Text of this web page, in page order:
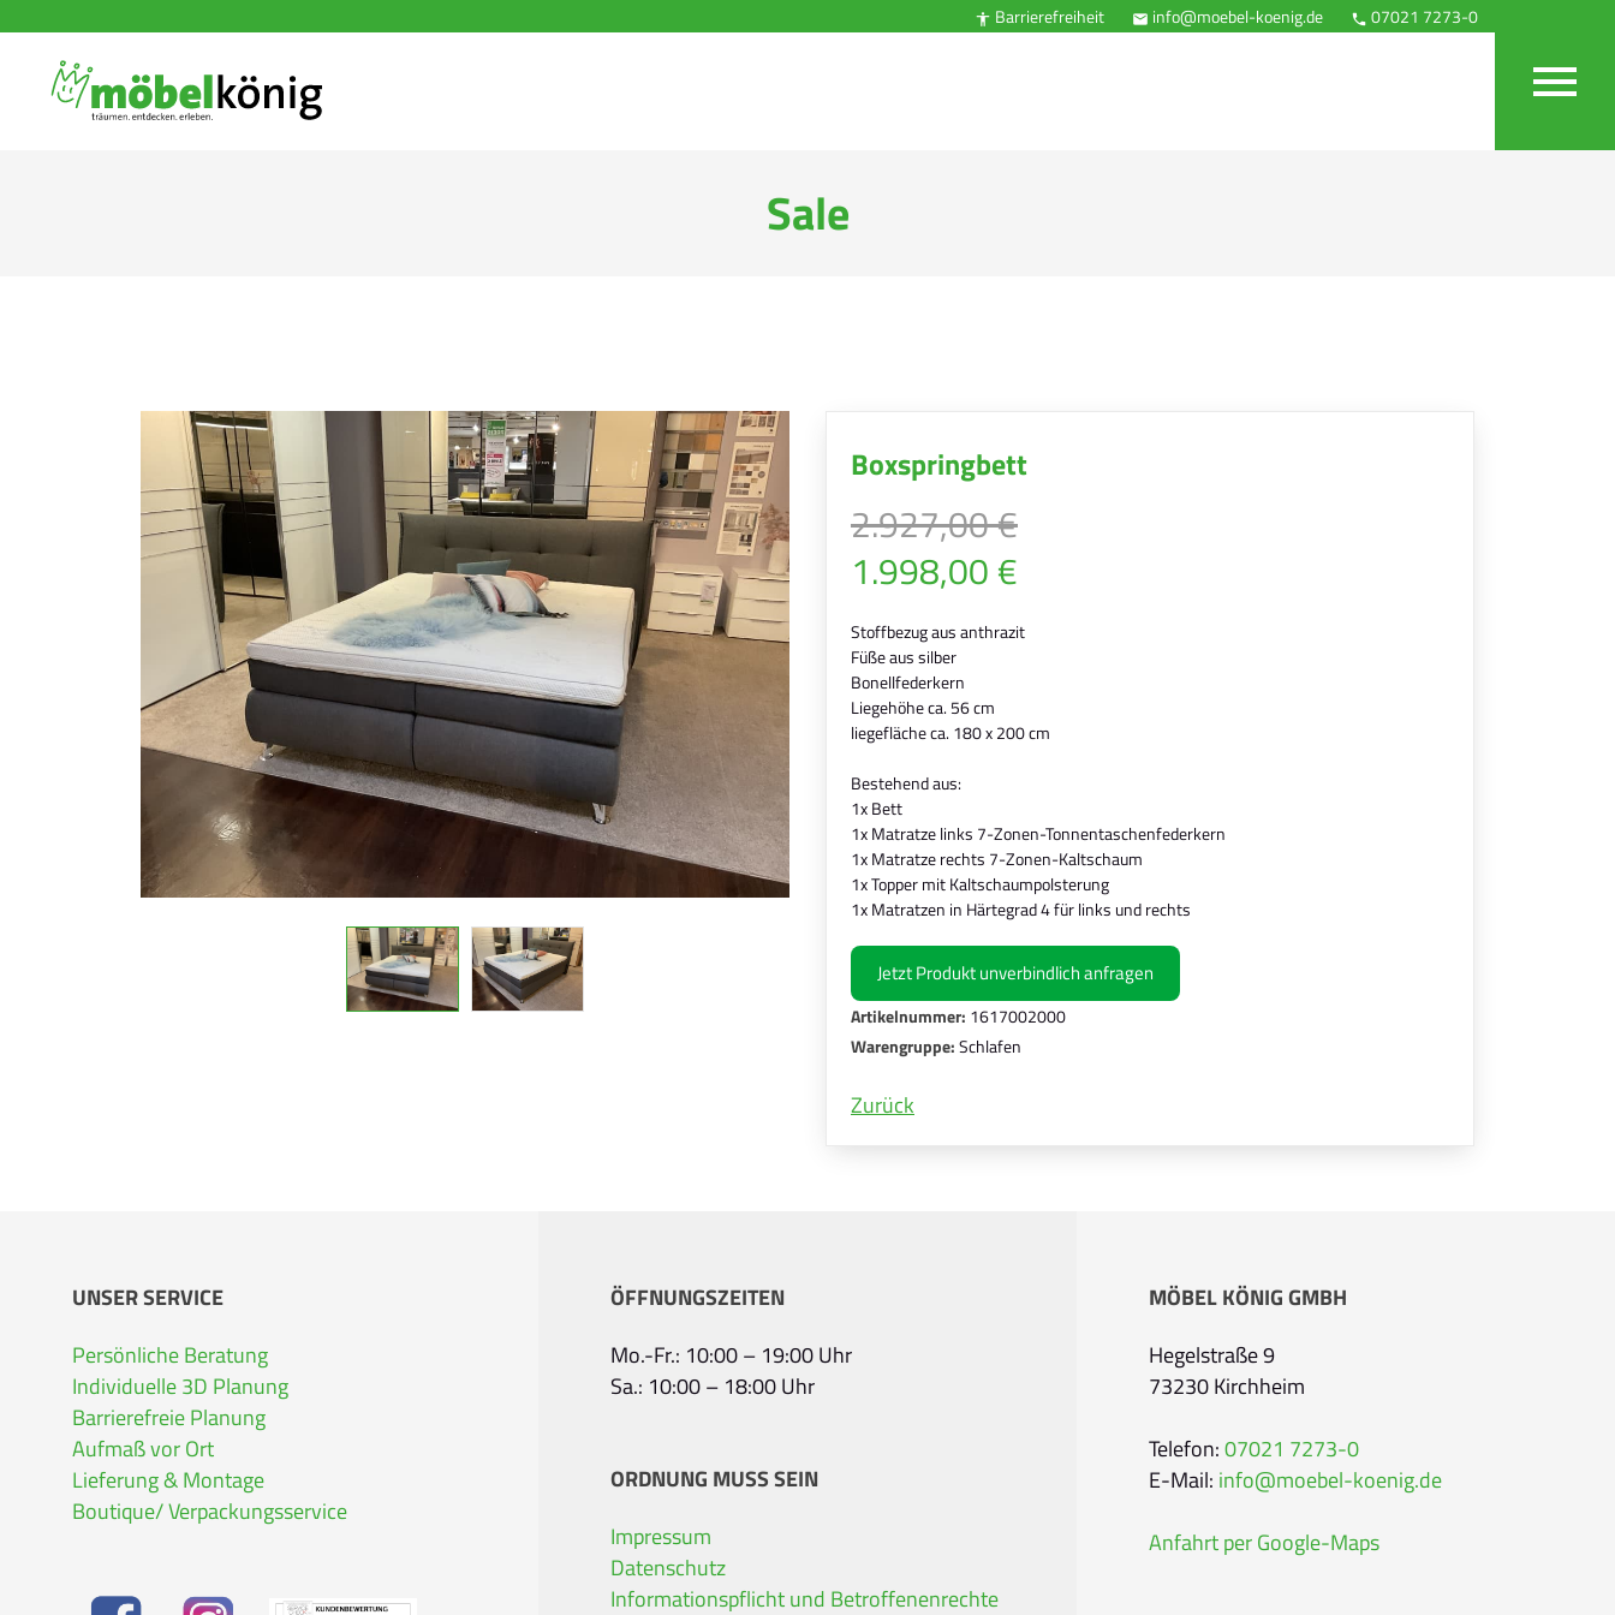
 Barrierefreiheit  info@moebel-koenig.de  07021 7273-0
Sale
Boxspringbett
2.927,00 €
1.998,00 €
Stoffbezug aus anthrazit
Füße aus silber
Bonellfederkern
Liegehöhe ca. 56 cm
liegefläche ca. 180 x 200 cm
Bestehend aus:
1x Bett
1x Matratze links 7-Zonen-Tonnentaschenfederkern
1x Matratze rechts 7-Zonen-Kaltschaum
1x Topper mit Kaltschaumpolsterung
1x Matratzen in Härtegrad 4 für links und rechts
Jetzt Produkt unverbindlich anfragen
Artikelnummer: 1617002000
Warengruppe:Schlafen
Zurück
UNSER SERVICE
Persönliche Beratung
Individuelle 3D Planung
Barrierefreie Planung
Aufmaß vor Ort
Lieferung & Montage
Boutique/ Verpackungsservice
ÖFFNUNGSZEITEN
Mo.-Fr.: 10:00 – 19:00 Uhr
Sa.: 10:00 – 18:00 Uhr
ORDNUNG MUSS SEIN
Impressum
Datenschutz
Informationspflicht und Betroffenenrechte
MÖBEL KÖNIG GMBH
Hegelstraße 9
73230 Kirchheim
Telefon:07021 7273-0
E-Mail: info@moebel-koenig.de
Anfahrt per Google-Maps
E-Mail-Adresse*
Bitte geben Sie eine gültige E-Mail-Adresse
Ihr Wunschtermin /